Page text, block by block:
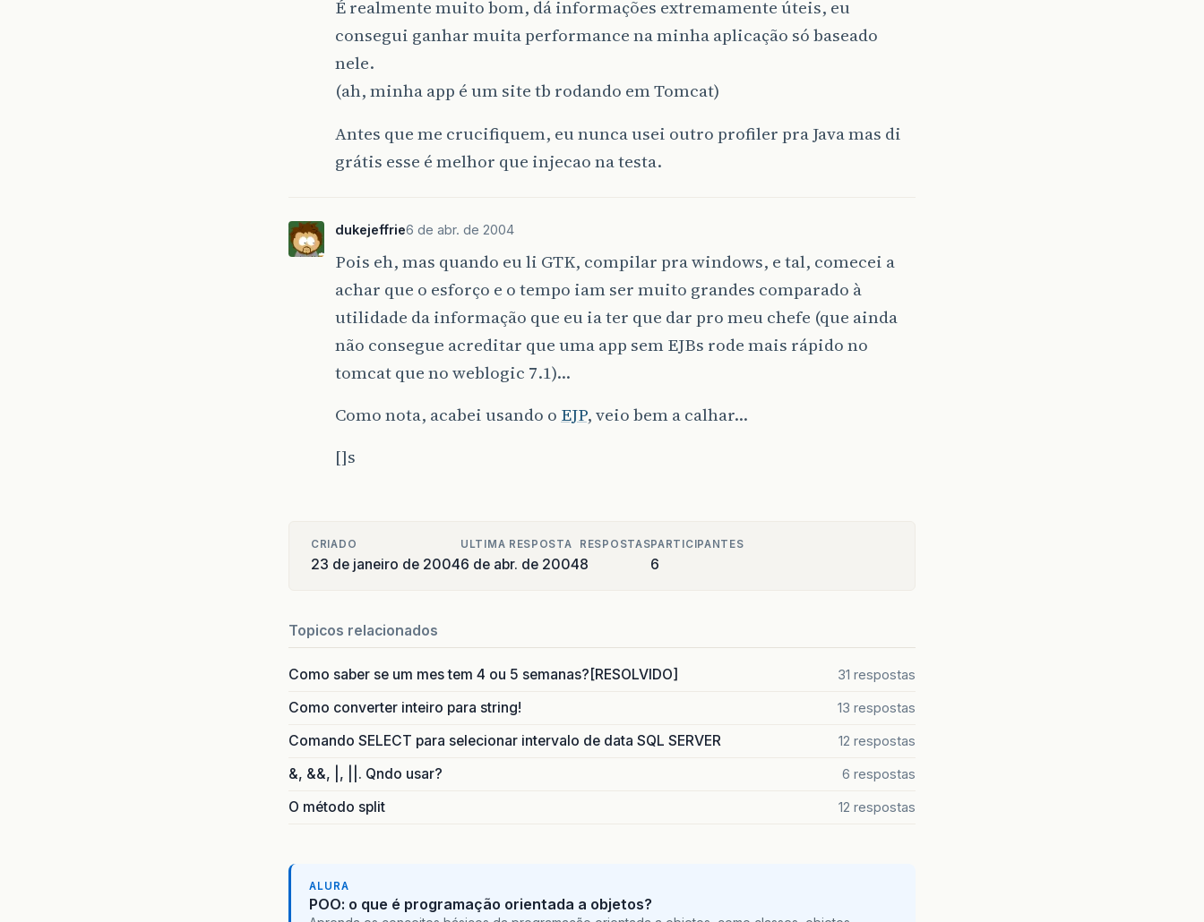
É realmente muito bom, dá informações extremamente úteis, eu
consegui ganhar muita performance na minha aplicação só baseado
nele.
(ah, minha app é um site tb rodando em Tomcat)
Antes que me crucifiquem, eu nunca usei outro profiler pra Java mas di
grátis esse é melhor que injecao na testa.
dukejeffrie6 de abr. de 2004
Pois eh, mas quando eu li GTK, compilar pra windows, e tal, comecei a
achar que o esforço e o tempo iam ser muito grandes comparado à
utilidade da informação que eu ia ter que dar pro meu chefe (que ainda
não consegue acreditar que uma app sem EJBs rode mais rápido no
tomcat que no weblogic 7.1)…
Como nota, acabei usando o EJP, veio bem a calhar…
[]s
CRIADO
23 de janeiro de 2004
ULTIMA RESPOSTA
6 de abr. de 2004
RESPOSTAS
8
PARTICIPANTES
6
Topicos relacionados
Como saber se um mes tem 4 ou 5 semanas?[RESOLVIDO] 31 respostas
Como converter inteiro para string! 13 respostas
Comando SELECT para selecionar intervalo de data SQL SERVER 12 respostas
&, &&, |, ||. Qndo usar? 6 respostas
O método split 12 respostas
ALURA
POO: o que é programação orientada a objetos?